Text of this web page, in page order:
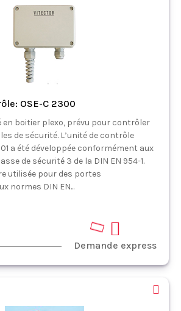
OSE-C 2300
en boitier plexo, prévu pour contrôler
de sécurité. L’unité de contrôle
a été développée conformément aux
de sécurité 3 de la DIN EN 954-1.
utilisée pour des portes
normes DIN EN...
Demande express